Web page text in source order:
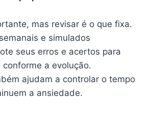
mas revisar é o que fixa.
e simulados
seus erros e acertos para
a evolução.
ajudam a controlar o tempo
a ansiedade.